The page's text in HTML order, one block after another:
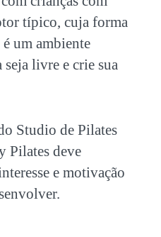
típico, cuja forma
um ambiente
livre e crie sua
Studio de Pilates
Pilates deve
e motivação